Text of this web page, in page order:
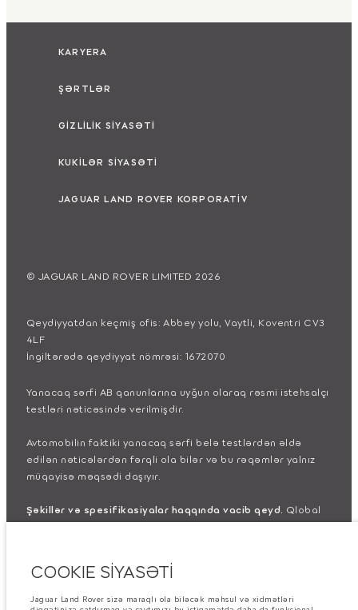
KARYERA
ŞƏRTLƏR
GİZLİLİK SİYASƏTİ
KUKİLƏR SİYASƏTİ
JAGUAR LAND ROVER KORPORATİV
© JAGUAR LAND ROVER LIMITED 2026
Qeydiyyatdan keçmiş ofis: Abbey yolu, Vaytli, Koventri CV3
4LF
İngiltərədə qeydiyyat nömrəsi: 1672070
Yanacaq sərfi AB qanunlarına uyğun olaraq rəsmi istehsalçı
testləri nəticəsində verilmişdir.
Avtomobilin faktiki yanacaq sərfi belə testlərdən əldə
edilən nəticələrdən fərqli ola bilər və bu rəqəmlər yalnız
müqayisə məqsədi daşıyır.
Şəkillər və spesifikasiyalar haqqında vacib qeyd. Qlobal
yarımkeçirici çatışmazlığı hal-hazırda avtomobilin istehsal
və nəticədə hazırda veb-saytda istifadə edilən şəkillər,
COOKIE SİYASƏTİ
Jaguar Land Rover sizə maraqlı ola biləcək məhsul və xidmətləri